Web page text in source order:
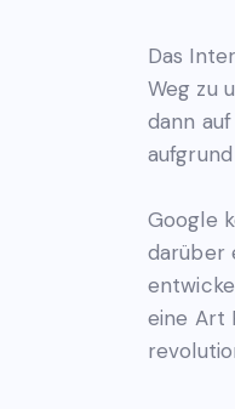
Das
Weg zu
dann
Google
darüber
eine Art